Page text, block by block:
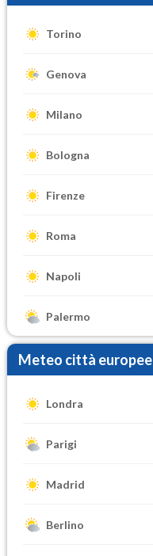
Torino
Genova
Milano
Bologna
Firenze
Roma
Napoli
Palermo
Meteo città europee
Londra
Parigi
Madrid
Berlino